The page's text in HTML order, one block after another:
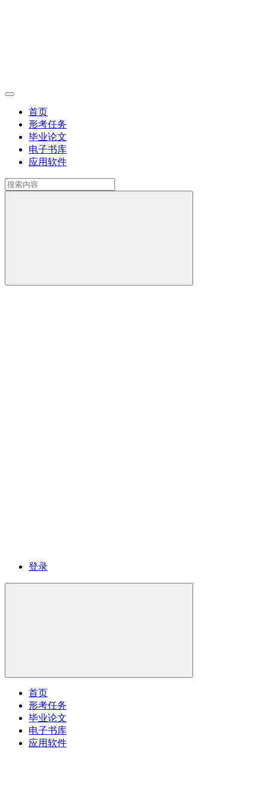
首页
形考任务
毕业论文
电子书库
应用软件
登录
首页
形考任务
毕业论文
电子书库
应用软件